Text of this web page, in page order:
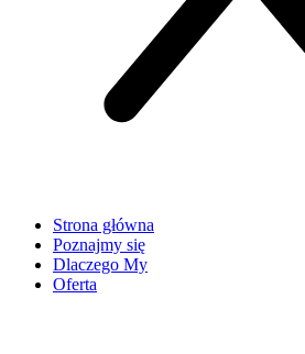
Strona główna
Poznajmy się
Dlaczego My
Oferta